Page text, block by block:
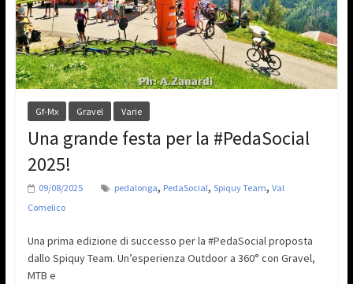
Gf-Mx Gravel Varie
Una grande festa per la #PedaSocial
2025!
09/08/2025 pedalonga, PedaSocial, Spiquy Team, Val
Comelico
Una prima edizione di successo per la #PedaSocial proposta
dallo Spiquy Team. Un’esperienza Outdoor a 360° con Gravel,
MTB e